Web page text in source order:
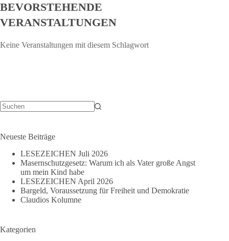
BEVORSTEHENDE
VERANSTALTUNGEN
Keine Veranstaltungen mit diesem Schlagwort
Neueste Beiträge
LESEZEICHEN Juli 2026
Masernschutzgesetz: Warum ich als Vater große Angst
um mein Kind habe
LESEZEICHEN April 2026
Bargeld, Voraussetzung für Freiheit und Demokratie
Claudios Kolumne
Kategorien